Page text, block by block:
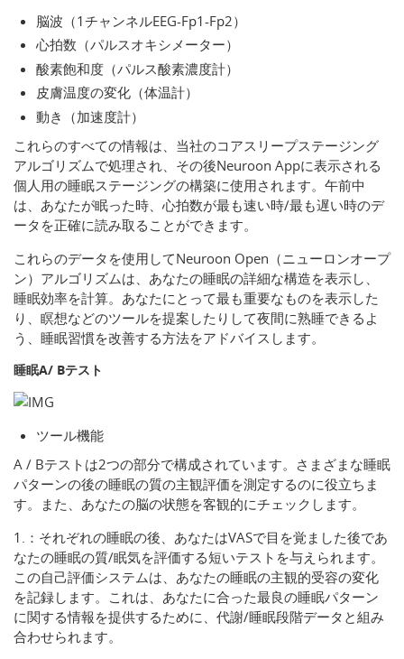
脳波（1チャンネルEEG-Fp1-Fp2）
心拍数（パルスオキシメーター）
酸素飽和度（パルス酸素濃度計）
皮膚温度の変化（体温計）
動き（加速度計）
これらのすべての情報は、当社のコアスリープステージング
アルゴリズムで処理され、その後Neuroon Appに表示される
個人用の睡眠ステージングの構築に使用されます。午前中
は、あなたが眠った時、心拍数が最も速い時/最も遅い時のデ
ータを正確に読み取ることができます。
これらのデータを使用してNeuroon Open（ニューロンオープ
ン）アルゴリズムは、あなたの睡眠の詳細な構造を表示し、
睡眠効率を計算。あなたにとって最も重要なものを表示した
り、瞑想などのツールを提案したりして夜間に熟睡できるよ
う、睡眠習慣を改善する方法をアドバイスします。
睡眠A/ Bテスト
ツール機能
A / Bテストは2つの部分で構成されています。さまざまな睡眠
パターンの後の睡眠の質の主観評価を測定するのに役立ちま
す。また、あなたの脳の状態を客観的にチェックします。
1.：それぞれの睡眠の後、あなたはVASで目を覚ました後であ
なたの睡眠の質/眠気を評価する短いテストを与えられます。
この自己評価システムは、あなたの睡眠の主観的受容の変化
を記録します。これは、あなたに合った最良の睡眠パターン
に関する情報を提供するために、代謝/睡眠段階データと組み
合わせられます。